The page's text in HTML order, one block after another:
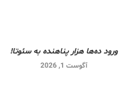
ورود ده‌ها هزار پناهنده به سئوتا!
آگوست 1, 2026